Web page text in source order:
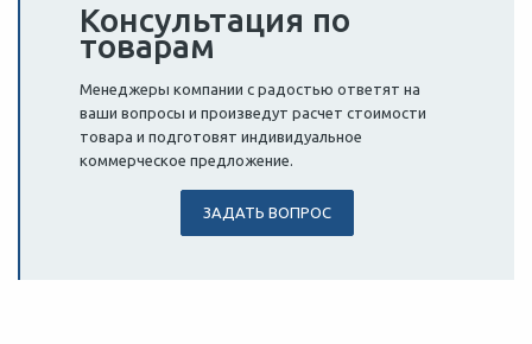
Консультация по
товарам
Менеджеры компании с радостью ответят на
ваши вопросы и произведут расчет стоимости
товара и подготовят индивидуальное
коммерческое предложение.
ЗАДАТЬ ВОПРОС